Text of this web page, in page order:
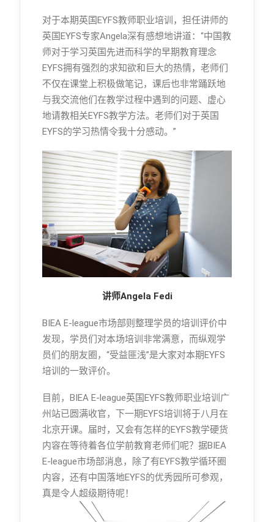
对于本期英国EYFS教师职业培训，担任讲师的
英国EYFS专家Angela深有感想地讲道：“中国教
师对于学习英国先进而科学的早期教育理念
EYFS拥有强烈的求知欲和巨大的热情，老师们
不仅在课堂上积极做笔记，课后也非常踊跃地
与我交流他们在教学过程中遇到的问题、虚心
地请教相关EYFS教学方法。老师们对于英国
EYFS的学习热情令我十分感动。”
讲师Angela Fedi
BIEA E-league市场部则整理学员的培训评价中
发现，学员们对本场培训非常满意，而纵观学
员们的朋友圈，“受益匪浅”是大家对本期EYFS
培训的一致评价。
目前，BIEA E-league英国EYFS教师职业培训广
州站已圆满收官，下一期EYFS培训将于八月在
北京开课。届时，又会有怎样的EYFS教学硬货
内容在等待着各位学前教育老师们呢？据BIEA
E-league市场部消息，除了有EYFS教学循环圈
内容，还有中国落地EYFS的优秀园所可参观，
真是令人超级期待呢！